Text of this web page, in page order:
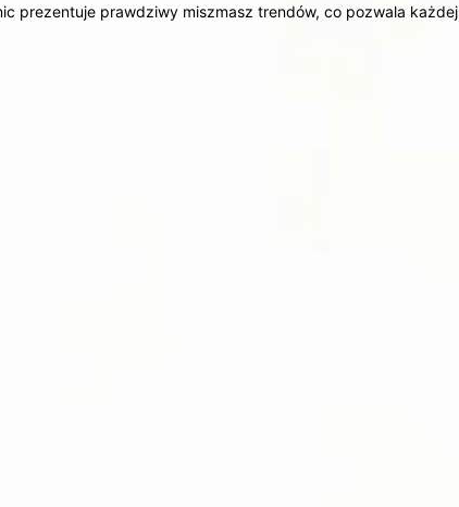
prezentuje prawdziwy miszmasz trendów, co pozwala każdej